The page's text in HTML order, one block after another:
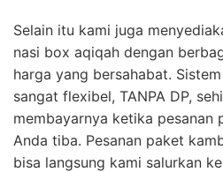
Selain itu kami juga
nasi box aqiqah dengan
harga yang bersahabat.
sangat flexibel, TANPA DP,
membayarnya ketika pesanan
Anda tiba. Pesanan paket
bisa langsung kami salurkan